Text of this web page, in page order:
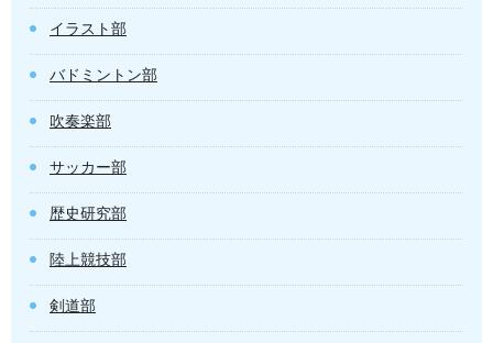
イラスト部
バドミントン部
吹奏楽部
サッカー部
歴史研究部
陸上競技部
剣道部